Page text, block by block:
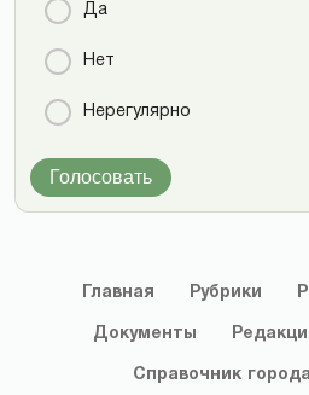
Да
Нет
Нерегулярно
Голосовать
Главная Рубрики
Документы
Справочник города